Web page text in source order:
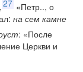
27 «Петр.., о
на сем камне
: «После
Церкви и